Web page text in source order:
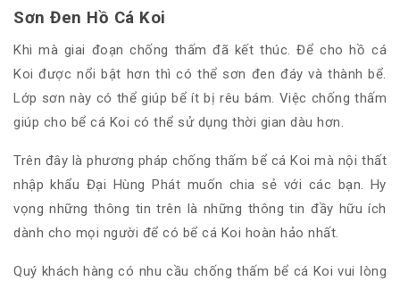
Sơn Đen Hồ Cá Koi
Khi mà giai đoạn chống thấm đã kết thúc. Để cho hồ cá
Koi được nổi bật hơn thì có thể sơn đen đáy và thành bể.
Lớp sơn này có thể giúp bể ít bị rêu bám. Việc chống thấm
giúp cho bể cá Koi có thể sử dụng thời gian dàu hơn.
Trên đây là phương pháp chống thấm bể cá Koi mà nội thất
nhập khẩu Đại Hùng Phát muốn chia sẻ với các bạn. Hy
vọng những thông tin trên là những thông tin đầy hữu ích
dành cho mọi người để có bể cá Koi hoàn hảo nhất.
Quý khách hàng có nhu cầu chống thấm bể cá Koi vui lòng